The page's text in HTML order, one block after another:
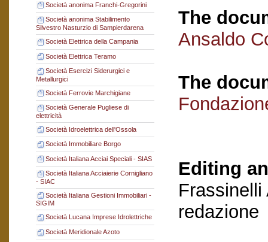
Società anonima Franchi-Gregorini
Società anonima Stabilimento
Silvestro Nasturzio di Sampierdarena
Società Elettrica della Campania
Società Elettrica Teramo
Società Esercizi Siderurgici e
Metallurgici
Società Ferrovie Marchigiane
Società Generale Pugliese di
elettricità
Società Idroelettrica dell'Ossola
Società Immobiliare Borgo
Società Italiana Acciai Speciali - SIAS
Società Italiana Acciaierie Cornigliano
- SIAC
Società Italiana Gestioni Immobiliari -
SIGIM
Società Lucana Imprese Idrolettriche
Società Meridionale Azoto
The
Ansaldo
The
Editing
Frassinelli
redazione